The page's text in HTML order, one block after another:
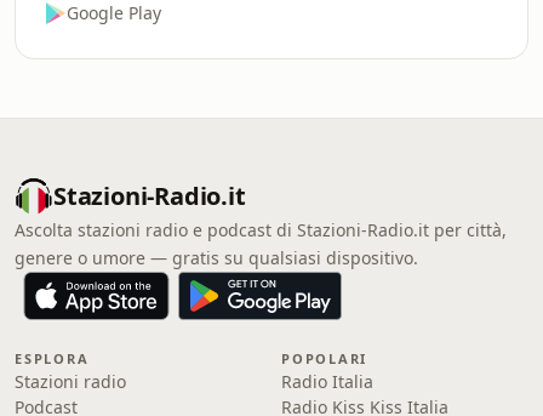
Google Play
Stazioni-Radio.it
Ascolta stazioni radio e podcast di Stazioni-Radio.it per città,
genere o umore — gratis su qualsiasi dispositivo.
ESPLORA
Stazioni radio
Podcast
POPOLARI
Radio Italia
Radio Kiss Kiss Italia